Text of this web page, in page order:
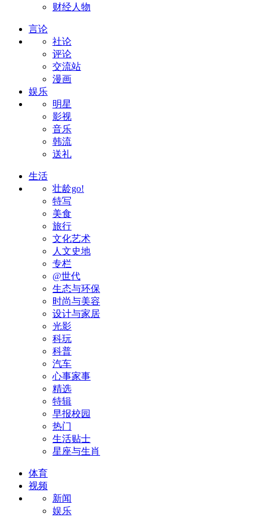
财经人物
言论
社论
评论
交流站
漫画
娱乐
明星
影视
音乐
韩流
送礼
生活
壮龄go!
特写
美食
旅行
文化艺术
人文史地
专栏
@世代
生态与环保
时尚与美容
设计与家居
光影
科玩
科普
汽车
心事家事
精选
特辑
早报校园
热门
生活贴士
星座与生肖
体育
视频
新闻
娱乐